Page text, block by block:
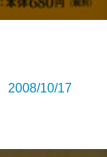
10/17